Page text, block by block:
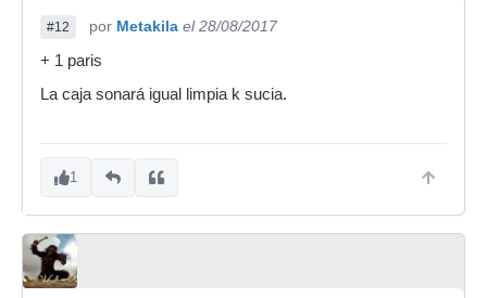
#12 por Metakila el 28/08/2017
+ 1 paris
La caja sonará igual limpia k sucia.
1